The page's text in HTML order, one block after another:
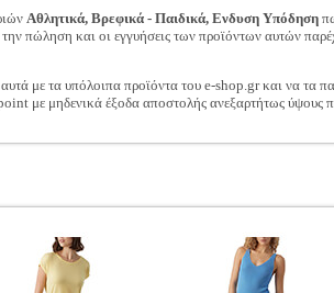
Αθλητικά, Βρεφικά - Παιδικά, Ενδυση Υπόδηση
πώληση και οι εγγυήσεις των προϊόντων αυτών
με τα υπόλοιπα προϊόντα του e-shop.gr και να τα
με μηδενικά έξοδα αποστολής ανεξαρτήτως ύψους